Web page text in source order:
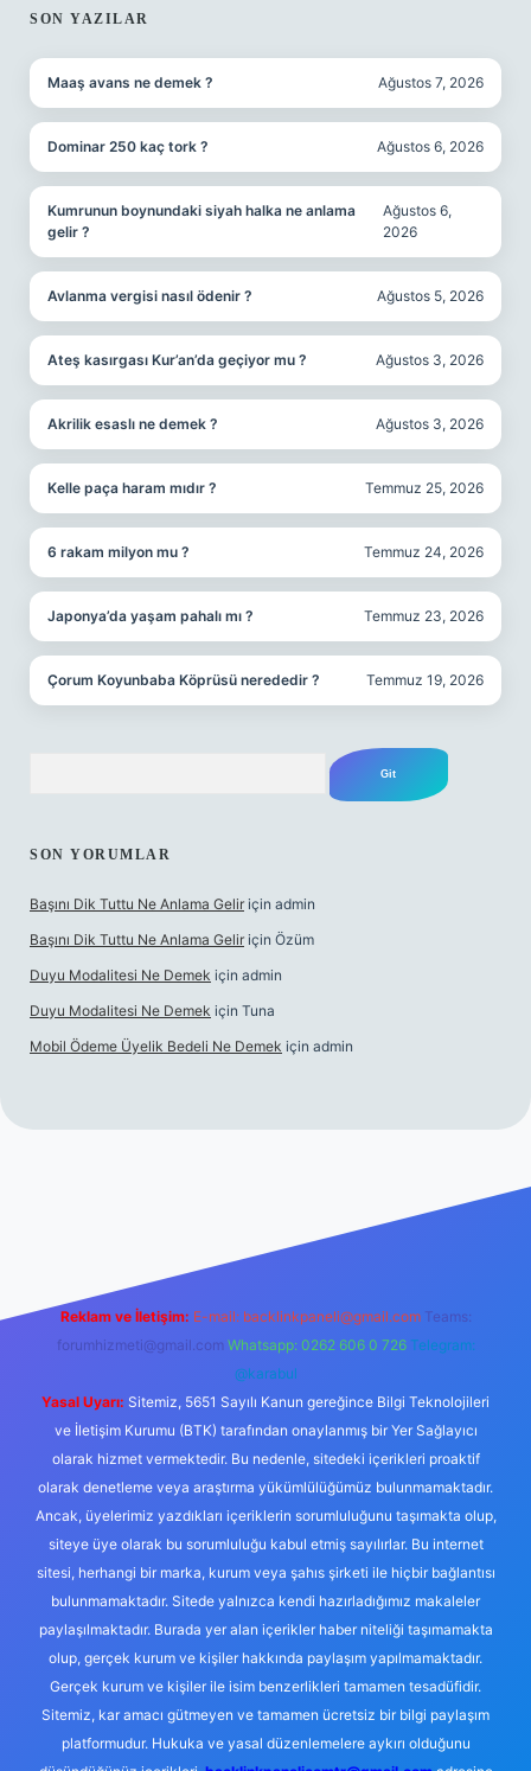
SON YAZILAR
Maaş avans ne demek ? Ağustos 7, 2026
Dominar 250 kaç tork ? Ağustos 6, 2026
Kumrunun boynundaki siyah halka ne anlama
gelir ?
Ağustos 6,
2026
Avlanma vergisi nasıl ödenir ? Ağustos 5, 2026
Ateş kasırgası Kur’an’da geçiyor mu ? Ağustos 3, 2026
Akrilik esaslı ne demek ? Ağustos 3, 2026
Kelle paça haram mıdır ? Temmuz 25, 2026
6 rakam milyon mu ? Temmuz 24, 2026
Japonya’da yaşam pahalı mı ? Temmuz 23, 2026
Çorum Koyunbaba Köprüsü nerededir ? Temmuz 19, 2026
SON YORUMLAR
Başını Dik Tuttu Ne Anlama Gelir için admin
Başını Dik Tuttu Ne Anlama Gelir için Özüm
Duyu Modalitesi Ne Demek için admin
Duyu Modalitesi Ne Demek için Tuna
Mobil Ödeme Üyelik Bedeli Ne Demek için admin
Reklam ve İletişim: E-mail: backlinkpaneli@gmail.com Teams:
forumhizmeti@gmail.com Whatsapp: 0262 606 0 726 Telegram:
@karabul
Yasal Uyarı: Sitemiz, 5651 Sayılı Kanun gereğince Bilgi Teknolojileri
ve İletişim Kurumu (BTK) tarafından onaylanmış bir Yer Sağlayıcı
olarak hizmet vermektedir. Bu nedenle, sitedeki içerikleri proaktif
olarak denetleme veya araştırma yükümlülüğümüz bulunmamaktadır.
Ancak, üyelerimiz yazdıkları içeriklerin sorumluluğunu taşımakta olup,
siteye üye olarak bu sorumluluğu kabul etmiş sayılırlar. Bu internet
sitesi, herhangi bir marka, kurum veya şahıs şirketi ile hiçbir bağlantısı
bulunmamaktadır. Sitede yalnızca kendi hazırladığımız makaleler
paylaşılmaktadır. Burada yer alan içerikler haber niteliği taşımamakta
olup, gerçek kurum ve kişiler hakkında paylaşım yapılmamaktadır.
Gerçek kurum ve kişiler ile isim benzerlikleri tamamen tesadüfidir.
Sitemiz, kar amacı gütmeyen ve tamamen ücretsiz bir bilgi paylaşım
platformudur. Hukuka ve yasal düzenlemelere aykırı olduğunu